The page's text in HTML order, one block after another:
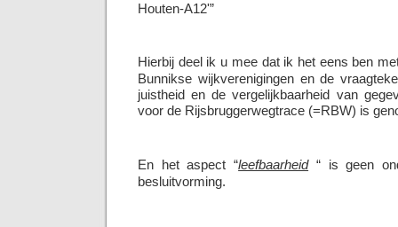
Houten-A12'”
Hierbij deel ik u mee dat ik het eens ben
Bunnikse wijkverenigingen en de
juistheid en de vergelijkbaarheid van
voor de Rijsbruggerwegtrace (=RBW) is
En het aspect “leefbaarheid“ is geen
besluitvorming.